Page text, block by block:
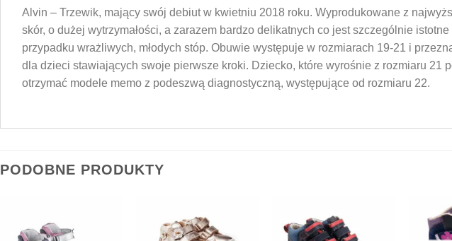
Alvin – Trzewik, mający swój debiut w kwietniu 2018 roku. Wyprodukowane z
skór, o dużej wytrzymałości, a zarazem bardzo delikatnych co jest szczególnie istotne
przypadku wrażliwych, młodych stóp. Obuwie występuje w rozmiarach 19-21 i
dla dzieci stawiających swoje pierwsze kroki. Dziecko, które wyrośnie z rozmiaru 21
otrzymać modele memo z podeszwą diagnostyczną, występujące od rozmiaru 22.
PODOBNE PRODUKTY